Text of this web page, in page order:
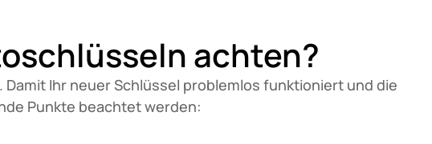
achten?
Ihr neuer Schlüssel problemlos funktioniert und die
Punkte beachtet werden: